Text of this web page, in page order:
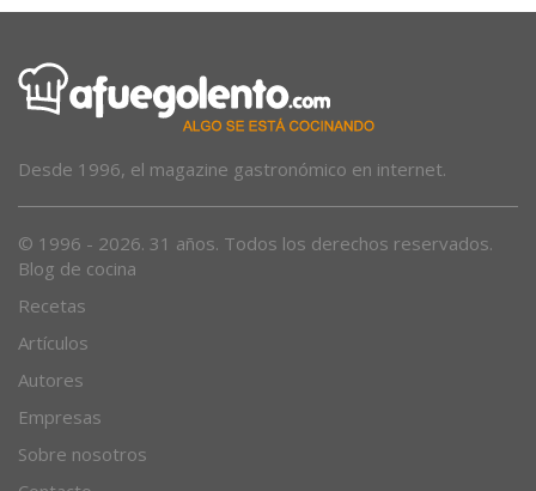
Desde 1996, el magazine gastronómico en internet.
© 1996 - 2026. 31 años. Todos los derechos reservados.
Blog de cocina
Recetas
Artículos
Autores
Empresas
Sobre nosotros